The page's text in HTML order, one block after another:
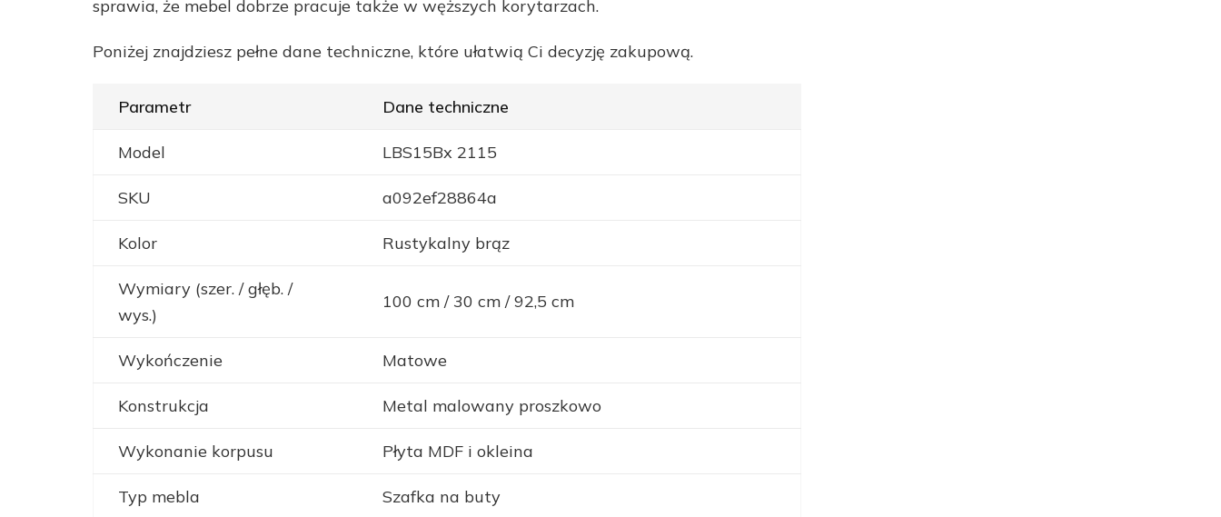
sprawia, że mebel dobrze pracuje także w węższych korytarzach.
Poniżej znajdziesz pełne dane techniczne, które ułatwią Ci decyzję zakupową.
Parametr Dane techniczne
Model LBS15Bx 2115
SKU a092ef28864a
Kolor Rustykalny brąz
Wymiary (szer. / głęb. /
wys.)
100 cm / 30 cm / 92,5 cm
Wykończenie Matowe
Konstrukcja Metal malowany proszkowo
Wykonanie korpusu Płyta MDF i okleina
Typ mebla Szafka na buty